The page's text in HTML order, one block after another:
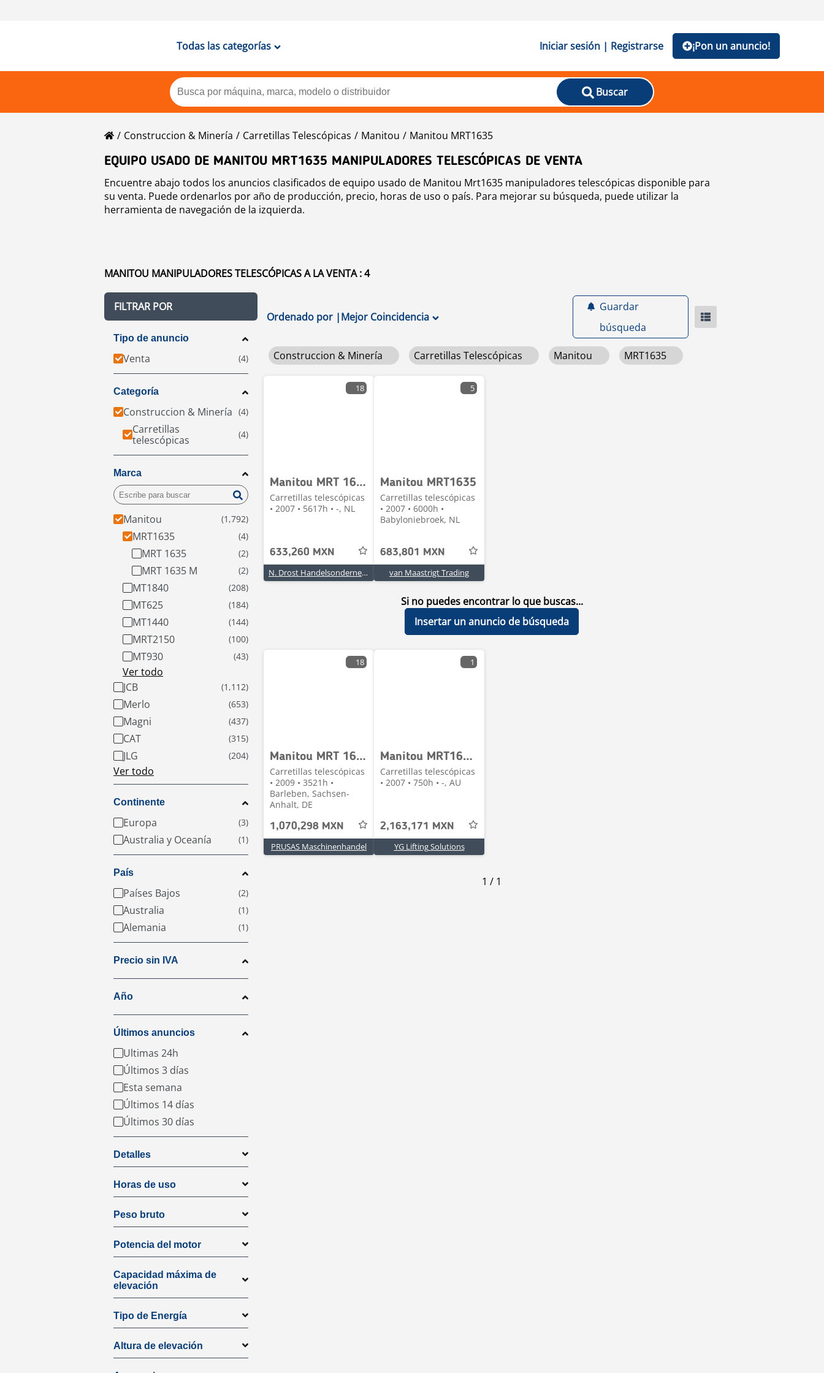
Todas las categorías Iniciar sesión | Registrarse ¡Pon un anuncio!
Buscar
Construccion & Minería Carretillas Telescópicas Manitou
Manitou MRT1635
EQUIPO USADO DE MANITOU MRT1635 MANIPULADORES TELESCÓPICAS DE VENTA
Encuentre abajo todos los anuncios clasificados de equipo usado de Manitou Mrt1635 manipuladores telescópicas disponible para
su venta. Puede ordenarlos por año de producción, precio, horas de uso o país. Para mejorar su búsqueda, puede utilizar la
herramienta de navegación de la izquierda.
MANITOU MANIPULADORES TELESCÓPICAS A LA VENTA : 4
FILTRAR POR
Tipo de anuncio
Venta
Categoría
Construccion & Minería
Carretillas
telescópicas
Marca
Manitou
MRT1635
MRT 1635
MRT 1635 M
MT1840
MT625
MT1440
MRT2150
MT930
Ver todo
JCB
Merlo
Magni
CAT
JLG
Ver todo
Continente
Europa
Australia y Oceanía
País
Países Bajos
Australia
Alemania
Precio sin IVA
Año
Últimos anuncios
Ultimas 24h
Últimos 3 días
Esta semana
Últimos 14 días
Últimos 30 días
Detalles
Horas de uso
Peso bruto
Potencia del motor
Capacidad máxima de
elevación
Tipo de Energía
Altura de elevación
Ordenado por |Mejor Coincidencia
Guardar
búsqueda
Construccion & Minería Carretillas Telescópicas Manitou MRT1635
18
Manitou MRT 1635 M ROTO verreiker met vorken
Carretillas telescópicas
• 2007 • 5617h • -, NL
633,260 MXN
N. Drost Handelsonderneming
5
Manitou MRT1635
Carretillas telescópicas
• 2007 • 6000h •
Babyloniebroek, NL
683,801 MXN
van Maastrigt Trading
Si no puedes encontrar lo que buscas...
Insertar un anuncio de búsqueda
18
Manitou MRT 1635 / Manitou, nr 1640
Carretillas telescópicas
• 2009 • 3521h •
Barleben, Sachsen-
Anhalt, DE
1,070,298 MXN
PRUSAS Maschinenhandel
1
Manitou MRT1635 Rotational
Carretillas telescópicas
• 2007 • 750h • -, AU
2,163,171 MXN
YG Lifting Solutions
1 / 1